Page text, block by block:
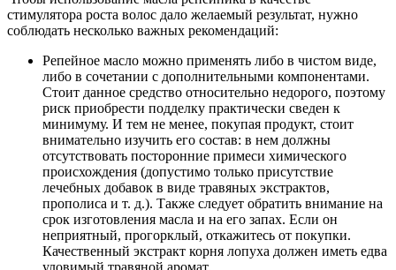
стимулятора роста волос дало желаемый результат, нужно
соблюдать несколько важных рекомендаций:
Репейное масло можно применять либо в чистом виде,
либо в сочетании с дополнительными компонентами.
Стоит данное средство относительно недорого, поэтому
риск приобрести подделку практически сведен к
минимуму. И тем не менее, покупая продукт, стоит
внимательно изучить его состав: в нем должны
отсутствовать посторонние примеси химического
происхождения (допустимо только присутствие
лечебных добавок в виде травяных экстрактов,
прополиса и т. д.). Также следует обратить внимание на
срок изготовления масла и на его запах. Если он
неприятный, прогорклый, откажитесь от покупки.
Качественный экстракт корня лопуха должен иметь едва